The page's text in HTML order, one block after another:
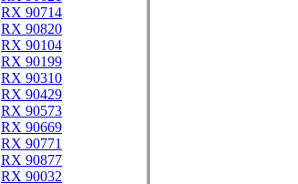
RX 90714
RX 90820
RX 90104
RX 90199
RX 90310
RX 90429
RX 90573
RX 90669
RX 90771
RX 90877
RX 90032